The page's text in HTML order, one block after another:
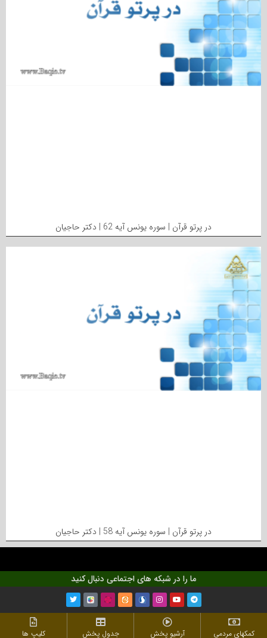
در پرتو قرآن | سوره یونس آیه 62 | دکتر حاجیان
در پرتو قرآن | سوره یونس آیه 58 | دکتر حاجیان
ما را در شبکه های اجتماعی دنبال کنید
کمکهای مردمی آرشیو پخش جدول پخش کلیپ ها